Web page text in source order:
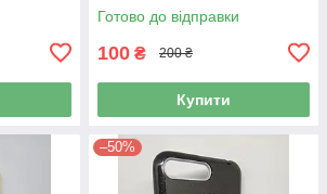
Готово до відправки
100 ₴ 200 ₴
Купити
–50%